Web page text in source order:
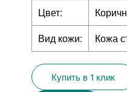
Цвет:
Вид кожи:
Кожа
Купить в 1 клик